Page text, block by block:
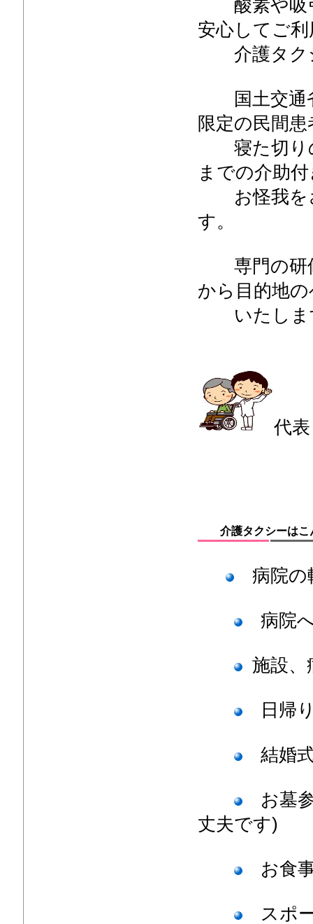
酸素や吸引
安心してご
介護タク
国土交通省
限定の民間
寝た切りの
までの介助
お怪我をさ
す。
専門の研修
から目的地
いたします
代
介護タクシーは
病院の
病院
施設、
日帰
結婚
お墓
丈夫です)
お食
スポ